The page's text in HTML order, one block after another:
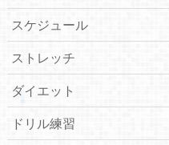
スケジュール
ストレッチ
ダイエット
ドリル練習